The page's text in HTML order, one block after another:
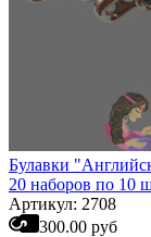
Булавки
20 наборов по 10
Артикул: 2708
300.00 руб